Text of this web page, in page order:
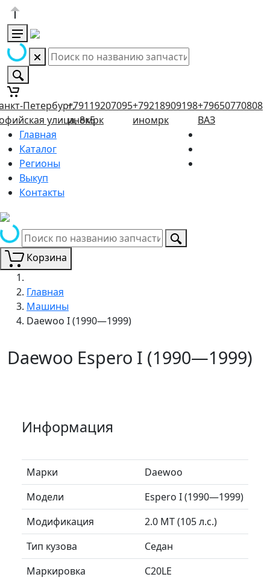
Петербург,
улица, 8к5
+79119207095
иномрк
+79218909198
иномрк
+79650770808
ВАЗ
Главная
Каталог
Регионы
Выкуп
Контакты
Корзина
Главная
Машины
Daewoo I (1990—1999)
Daewoo Espero I (1990—1999)
Информация
Марки
Daewoo
Модели
Espero I (1990—1999)
Модификация
2.0 MT (105 л.с.)
Тип кузова
Седан
Маркировка
C20LE